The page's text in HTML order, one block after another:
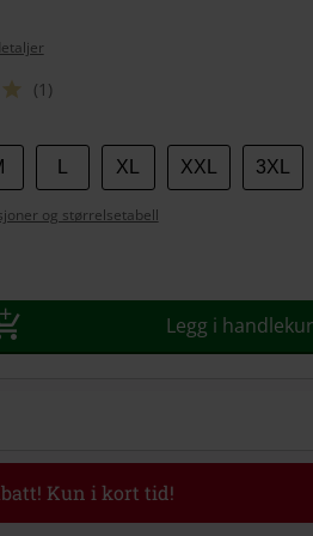
(1)
XL XXL 3XL
og størrelsetabell
Legg i
Kun i kort tid!